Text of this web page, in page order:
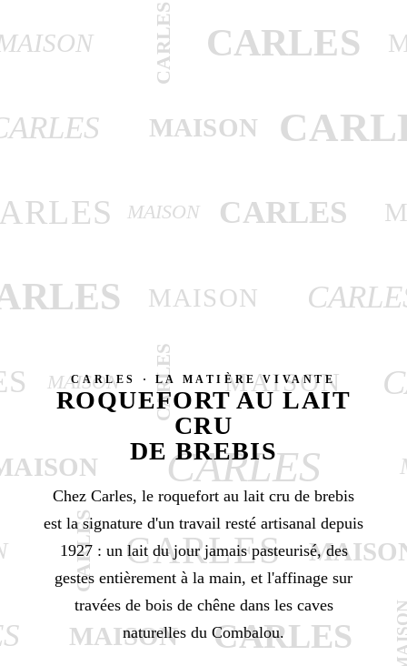
CARLES CARLES
MAISON
MAISON CARLES
MAISON
MAISON CARLES MAISON
CARLES
CARLES CARLES
MAISON CARLES
CARLES · LA MATIÈRE VIVANTE
ROQUEFORT AU LAIT
CRU
DE BREBIS
Chez Carles, le roquefort au lait cru de brebis
est la signature d'un travail resté artisanal depuis
1927 : un lait du jour jamais pasteurisé, des
gestes entièrement à la main, et l'affinage sur
travées de bois de chêne dans les caves
naturelles du Combalou.